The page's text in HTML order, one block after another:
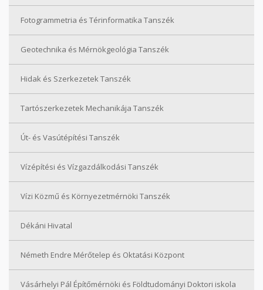
Fotogrammetria és Térinformatika Tanszék
Geotechnika és Mérnökgeológia Tanszék
Hidak és Szerkezetek Tanszék
Tartószerkezetek Mechanikája Tanszék
Út- és Vasútépítési Tanszék
Vízépítési és Vízgazdálkodási Tanszék
Vízi Közmű és Környezetmérnöki Tanszék
Dékáni Hivatal
Németh Endre Mérőtelep és Oktatási Központ
Vásárhelyi Pál Építőmérnöki és Földtudományi Doktori iskola